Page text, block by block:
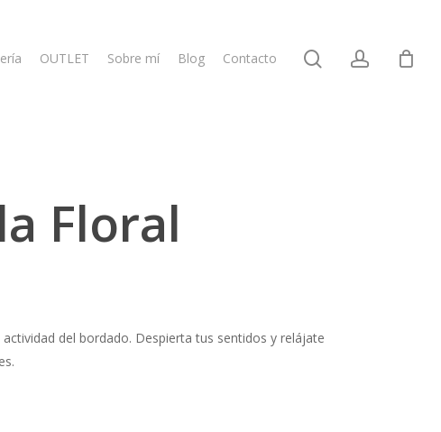
OUTLET Sobre mí Blog Contacto searchaccount
Floral
del bordado. Despierta tus sentidos y relájate